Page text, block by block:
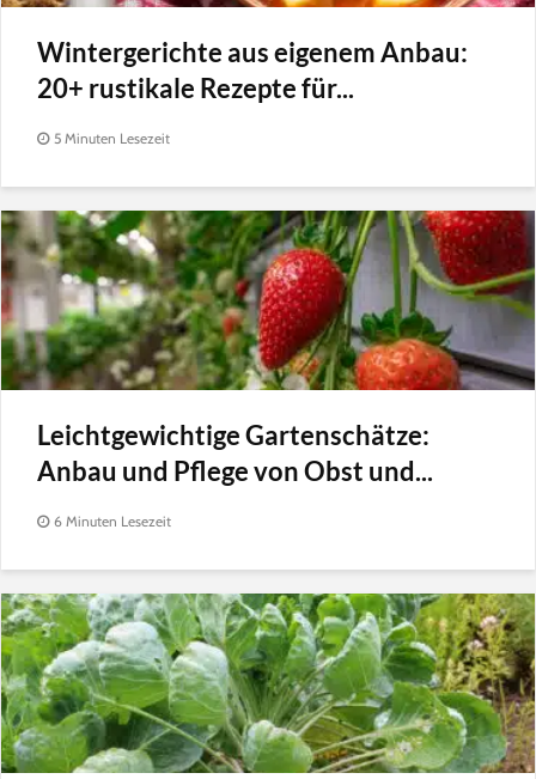
Wintergerichte aus eigenem Anbau:
20+ rustikale Rezepte für...
5 Minuten Lesezeit
Leichtgewichtige Gartenschätze:
Anbau und Pflege von Obst und...
6 Minuten Lesezeit